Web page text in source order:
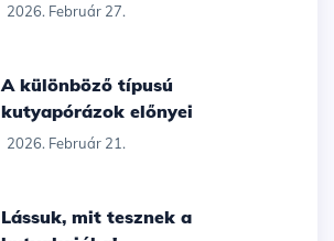
2026. Február 27.
A különböző típusú
kutyapórázok előnyei
2026. Február 21.
Lássuk, mit tesznek a